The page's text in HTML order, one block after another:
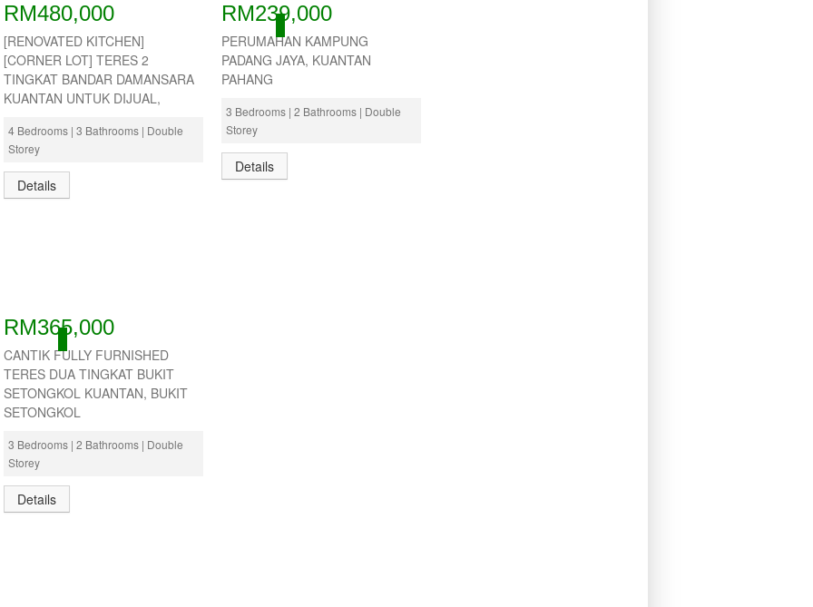
RM480,000
[RENOVATED KITCHEN]
[CORNER LOT] TERES 2
TINGKAT BANDAR DAMANSARA
KUANTAN UNTUK DIJUAL,
4 Bedrooms | 3 Bathrooms | Double
Storey
Details
ACTIVE
RM239,000
PERUMAHAN KAMPUNG
PADANG JAYA, KUANTAN
PAHANG
3 Bedrooms | 2 Bathrooms | Double
Storey
Details
ACTIVE
RM365,000
CANTIK FULLY FURNISHED
TERES DUA TINGKAT BUKIT
SETONGKOL KUANTAN, BUKIT
SETONGKOL
3 Bedrooms | 2 Bathrooms | Double
Storey
Details